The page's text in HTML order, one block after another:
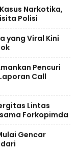
Narkotika,
Polisi
yang Viral Kini
Pencuri
Call
Lintas
Forkopimda
Gencar